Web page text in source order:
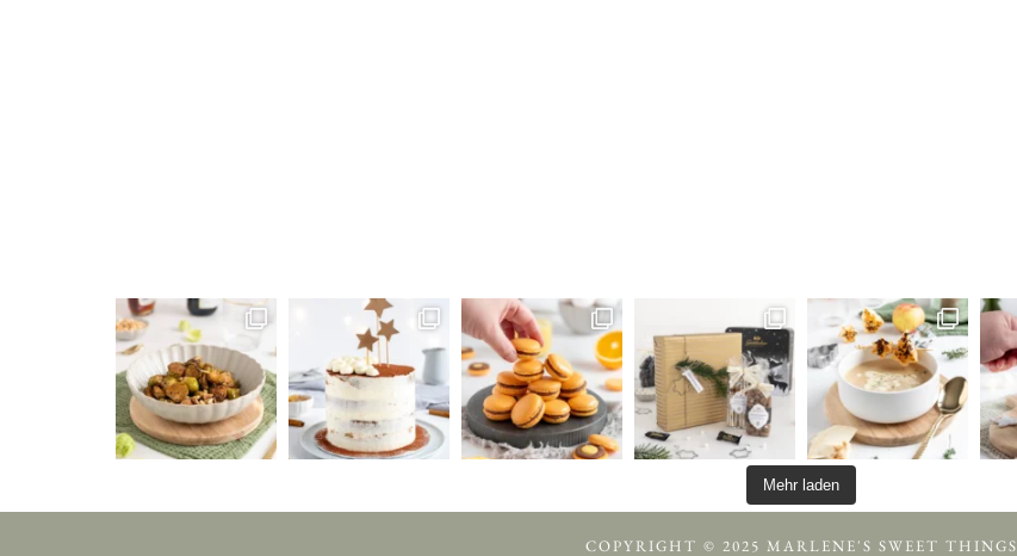
Mehr laden
COPYRIGHT © 2025 MARLENE'S SWEET THINGS